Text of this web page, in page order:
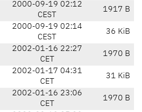
2000-09-19 02:12
CEST
1917 B
2000-09-19 02:14
CEST
36 KiB
2002-01-16 22:27
CET
1970 B
2002-01-17 04:31
CET
31 KiB
2002-01-16 23:06
CET
1970 B